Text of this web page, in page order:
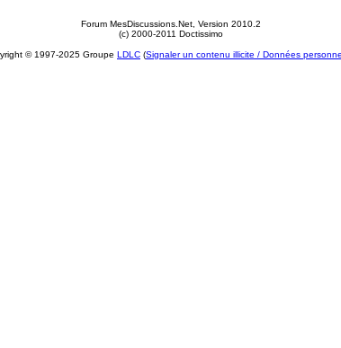
Forum MesDiscussions.Net , Version 2010.2
(c) 2000-2011 Doctissimo
© 1997-2025 Groupe LDLC (Signaler un contenu illicite / Données